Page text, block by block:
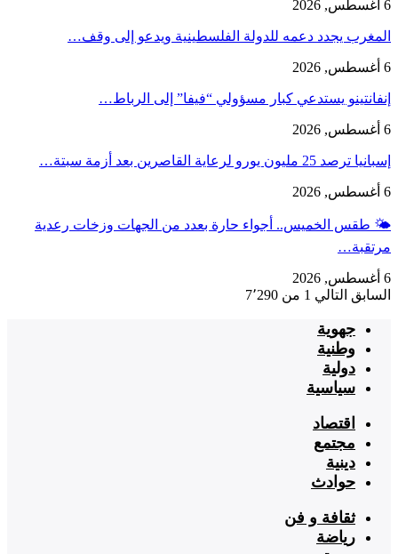
6 أغسطس, 2026
المغرب يجدد دعمه للدولة الفلسطينية ويدعو إلى وقف…
6 أغسطس, 2026
إنفانتينو يستدعي كبار مسؤولي “فيفا” إلى الرباط…
6 أغسطس, 2026
إسبانيا ترصد 25 مليون يورو لرعاية القاصرين بعد أزمة سبتة…
6 أغسطس, 2026
🌤️ طقس الخميس.. أجواء حارة بعدد من الجهات وزخات رعدية
مرتقبة…
6 أغسطس, 2026
السابق التالي 1 من 7٬290
جهوية
وطنية
دولية
سياسية
اقتصاد
مجتمع
دينية
حوادث
ثقافة و فن
رياضة